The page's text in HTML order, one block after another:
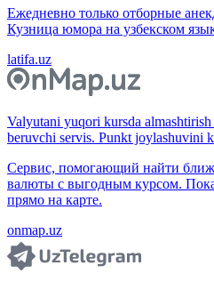
Ежедневно только отборные
Кузница юмора на узбекском
latifa.uz
Valyutani yuqori kursda
beruvchi servis. Punkt joylashuvini
Сервис, помогающий найти
валюты с выгодным курсом.
прямо на карте.
onmap.uz